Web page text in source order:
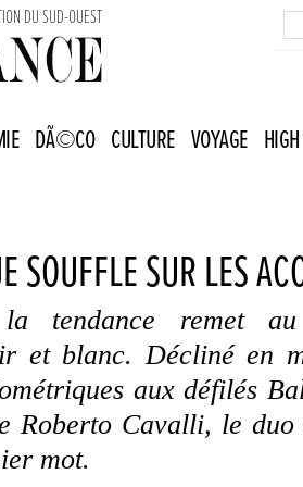
DU SUD-OUEST
DÃ©CO CULTURE VOYAGE
SOUFFLE SUR LES
la tendance remet
et blanc. Décliné en
aux défilés
Roberto Cavalli, le duo
mot.